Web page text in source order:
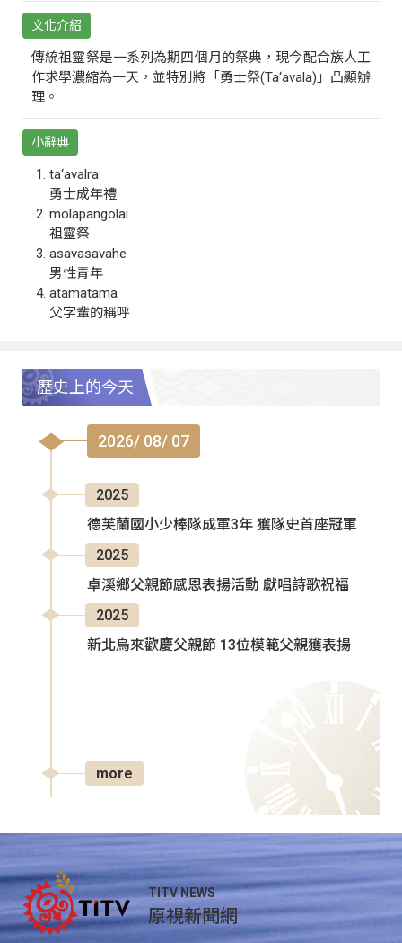
文化介紹
傳統祖靈祭是一系列為期四個月的祭典，現今配合族人工
作求學濃縮為一天，並特別將「勇士祭(Ta‘avala)」凸顯辦
理。
小辭典
ta‘avalra
勇士成年禮
molapangolai
祖靈祭
asavasavahe
男性青年
atamatama
父字輩的稱呼
歷史上的今天
2026/ 08/ 07
2025
德芙蘭國小少棒隊成軍3年 獲隊史首座冠軍
2025
卓溪鄉父親節感恩表揚活動 獻唱詩歌祝福
2025
新北烏來歡慶父親節 13位模範父親獲表揚
more
TITV NEWS
原視新聞網